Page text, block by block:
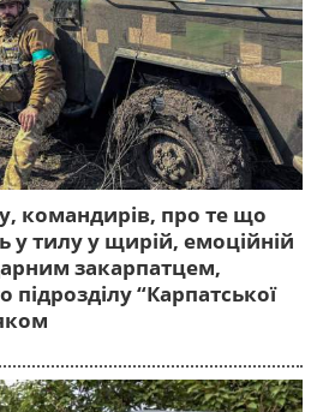
командирів, про те що
у тилу у щирій, емоційній
закарпатцем,
“Карпатської